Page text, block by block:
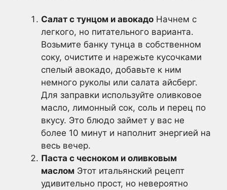
Салат с тунцом и авокадо Начнем с
легкого, но питательного варианта.
Возьмите банку тунца в собственном
соку, очистите и нарежьте кусочками
спелый авокадо, добавьте к ним
немного руколы или салата айсберг.
Для заправки используйте оливковое
масло, лимонный сок, соль и перец по
вкусу. Это блюдо займет у вас не
более 10 минут и наполнит энергией на
весь вечер.
Паста с чесноком и оливковым
маслом Этот итальянский рецепт
удивительно прост, но невероятно